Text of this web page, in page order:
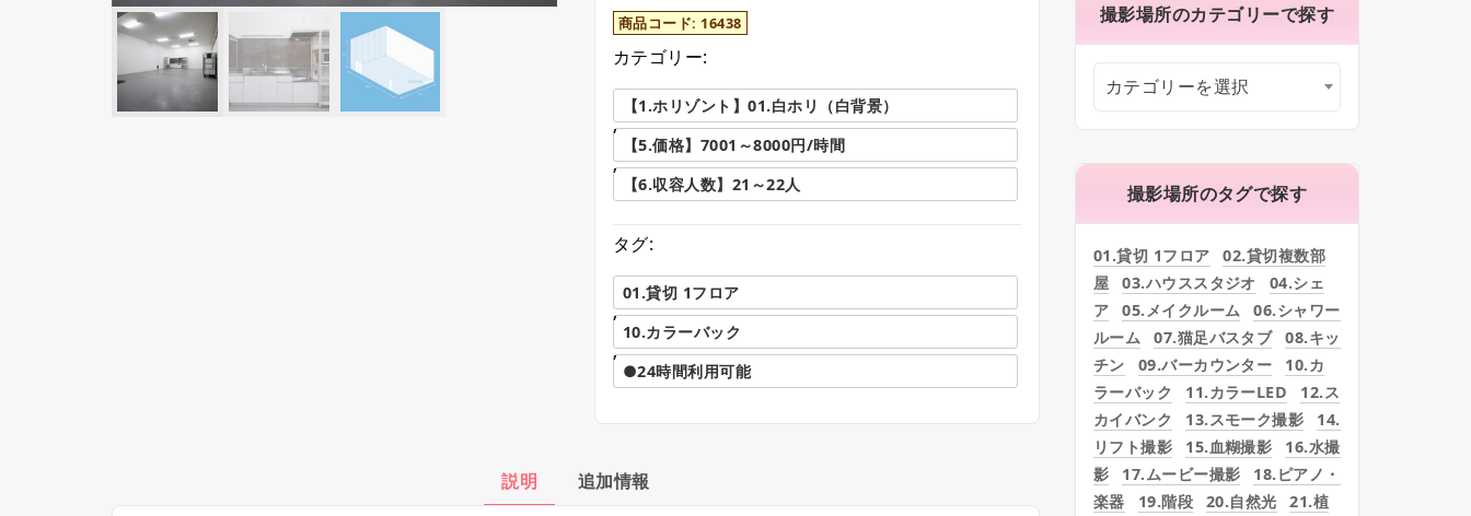
商品コード: 16438
カテゴリー:
【1.ホリゾント】01.白ホリ（白背景）
,
【5.価格】7001～8000円/時間
,
【6.収容人数】21～22人
タグ:
01.貸切 1フロア
,
10.カラーバック
,
●24時間利用可能
説明 追加情報
撮影場所のカテゴリーで探す
カテゴリーを選択
撮影場所のタグで探す
01.貸切 1フロア
02.貸切複数部
屋
03.ハウススタジオ
04.シェ
ア
05.メイクルーム
06.シャワー
ルーム
07.猫足バスタブ
08.キッ
チン
09.バーカウンター
10.カ
ラーバック
11.カラーLED
12.ス
カイバンク
13.スモーク撮影
14.
リフト撮影
15.血糊撮影
16.水撮
影
17.ムービー撮影
18.ピアノ・
楽器
19.階段 20.自然光
21.植